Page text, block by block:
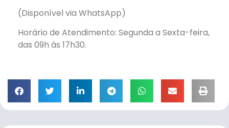
(Disponível via WhatsApp)
Horário de Atendimento: Segunda a Sexta-feira,
das 09h às 17h30.